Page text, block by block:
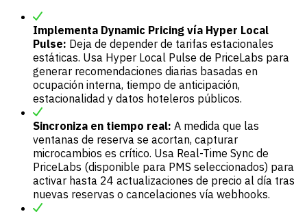
Implementa Dynamic Pricing vía Hyper Local
Pulse: Deja de depender de tarifas estacionales
estáticas. Usa Hyper Local Pulse de PriceLabs para
generar recomendaciones diarias basadas en
ocupación interna, tiempo de anticipación,
estacionalidad y datos hoteleros públicos.
Sincroniza en tiempo real: A medida que las
ventanas de reserva se acortan, capturar
microcambios es crítico. Usa Real-Time Sync de
PriceLabs (disponible para PMS seleccionados) para
activar hasta 24 actualizaciones de precio al día tras
nuevas reservas o cancelaciones vía webhooks.